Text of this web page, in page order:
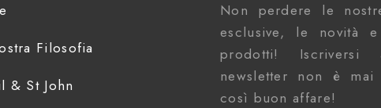
Filosofia
& St John
Non perdere le
esclusive, le novità
prodotti! Iscriversi
newsletter non è mai
così buon affare!